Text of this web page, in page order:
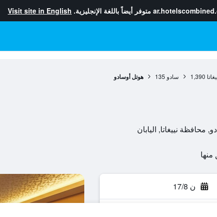
متوفر أيضاً باللغة الإنجليزية. Visit site in English
1,390 سادو 135 هوتل أوسادو
ن 17/8